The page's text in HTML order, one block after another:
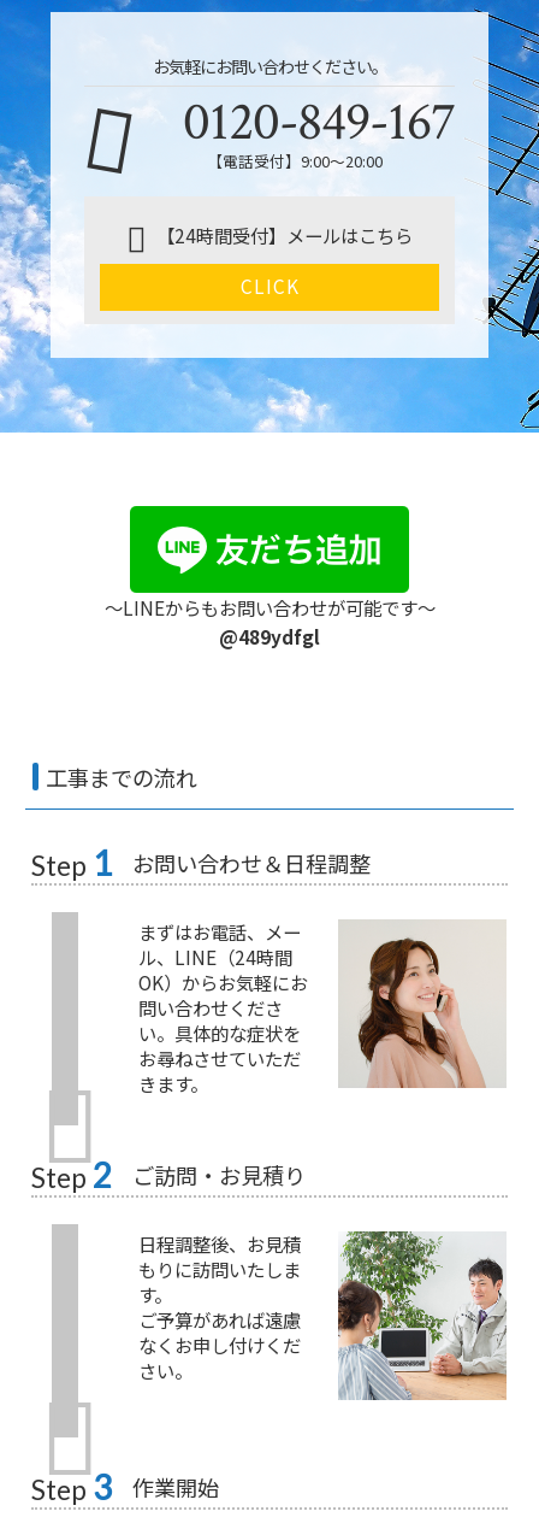
お気軽にお問い合わせください。
0120-849-167
【電話受付】9:00〜20:00
【24時間受付】メールはこちら
CLICK
〜LINEからもお問い合わせが可能です〜
@489ydfgl
工事までの流れ
Step 1 お問い合わせ＆日程調整
まずはお電話、メー
ル、LINE（24時間
OK）からお気軽にお
問い合わせくださ
い。具体的な症状を
お尋ねさせていただ
きます。
Step 2 ご訪問・お見積り
日程調整後、お見積
もりに訪問いたしま
す。
ご予算があれば遠慮
なくお申し付けくだ
さい。
Step 3 作業開始